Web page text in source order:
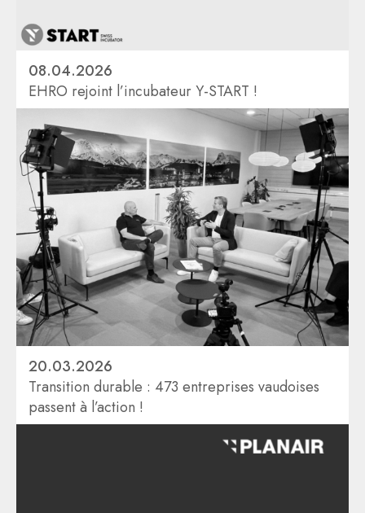
08.04.2026
EHRO rejoint l’incubateur Y-START !
20.03.2026
Transition durable : 473 entreprises vaudoises
passent à l’action !